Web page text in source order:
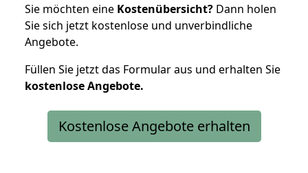
Sie möchten eine Kostenübersicht? Dann holen
Sie sich jetzt kostenlose und unverbindliche
Angebote.
Füllen Sie jetzt das Formular aus und erhalten Sie
kostenloseAngebote.
Kostenlose Angebote erhalten